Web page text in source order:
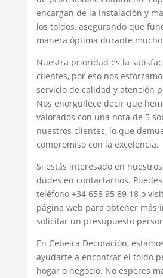
encargan de la instalación y
los toldos, asegurando que
manera óptima durante
Nuestra prioridad es la
clientes, por eso nos
servicio de calidad y atención
Nos enorgullece decir que
valorados con una nota de 5
nuestros clientes, lo que
compromiso con la excelencia.
Si estás interesado en
dudes en contactarnos.
teléfono +34 658 95 89 18 o
página web para obtener más
solicitar un presupuesto
En Cebeira Decoración,
ayudarte a encontrar el toldo
hogar o negocio. No esperes